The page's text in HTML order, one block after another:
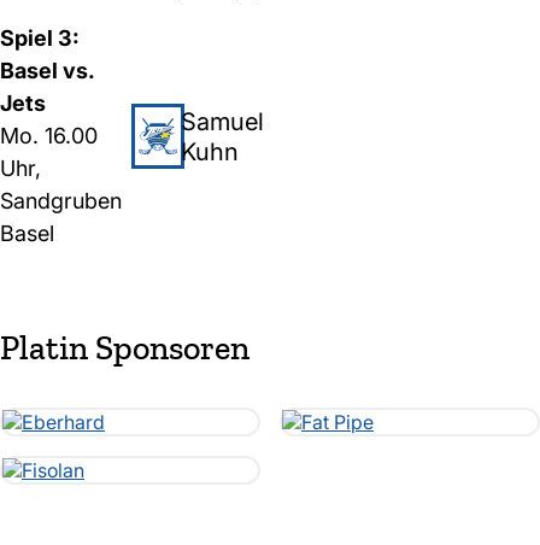
Spiel 3:
Basel vs.
Jets
Mo. 16.00
Uhr,
Sandgruben
Basel
Samuel
Kuhn
Platin Sponsoren